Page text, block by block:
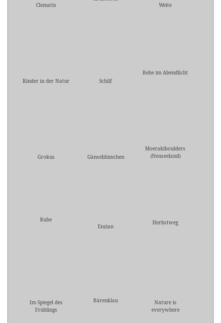
Clematis
Weite
Kinder in der Natur Schilf
Rehe im Abendlicht
Grokus Gänseblümchen
Moerakiboulders
(Neuseeland)
Ruhe
Enzian
Herbstweg
Im Spiegel des
Frühlings
Bärenklau
Nature is
everywhere